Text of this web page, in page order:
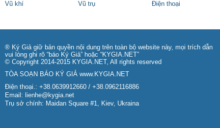
Vũ khí
Vũ trụ Điện thoại
® Ký Giả giữ bản quyền nội dung trên toàn bộ website này, mọi trích dẫn
vui lòng ghi rõ “báo Ký Giả” hoặc “KYGIA.NET”
© Copyright 2014-2015 KYGIA.NET, All rights reserved
TÒA SOẠN BÁO KÝ GIẢ www.KYGIA.NET
Điện thoại.: +38.0639912660 / +38.0962116886
Email: lienhe@kygia.net
Trụ sở chính: Maidan Square #1, Kiev, Ukraina